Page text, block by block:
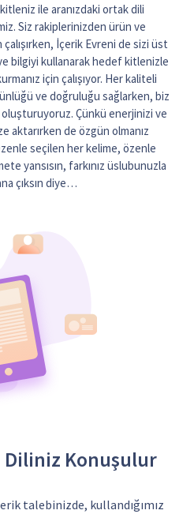
ile aranızdaki ortak dili
Siz rakiplerinizden ürün ve
İçerik Evreni de sizi üst
bilgiyi kullanarak hedef kitlenizle
için çalışıyor. Her kaliteli
ve doğruluğu sağlarken, biz
Çünkü enerjinizi ve
aktarırken de özgün olmanız
seçilen her kelime, özenle
yansısın, farkınız üslubunuzla
çıksın diye…
Diliniz Konuşulur
talebinizde, kullandığımız